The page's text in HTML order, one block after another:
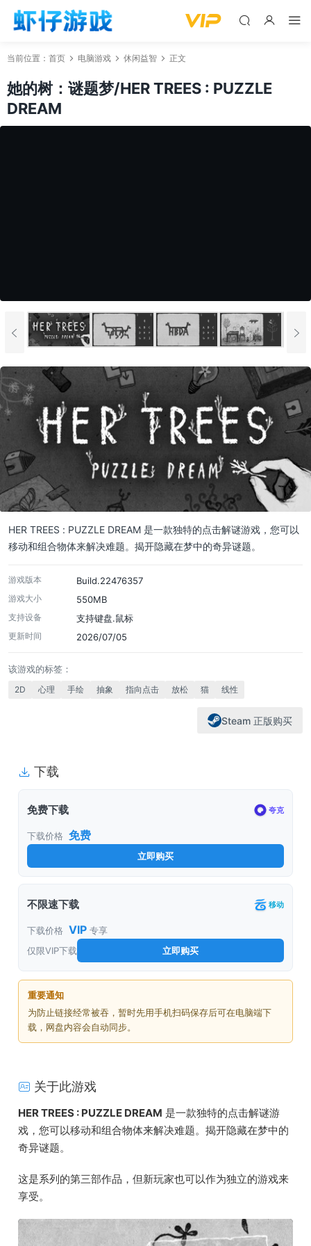
当前位置： 首页 电脑游戏 休闲益智 正文
她的树：谜题梦/HER TREES : PUZZLE
DREAM
HER TREES : PUZZLE DREAM 是一款独特的点击解谜游戏，您可以
移动和组合物体来解决难题。揭开隐藏在梦中的奇异谜题。
游戏版本 Build.22476357
游戏大小 550MB
支持设备 支持键盘.鼠标
更新时间 2026/07/05
该游戏的标签：
2D 心理 手绘 抽象 指向点击 放松 猫 线性
Steam 正版购买
下载
免费下载 夸克
下载价格 免费
立即购买
不限速下载 移动
下载价格 VIP 专享
仅限VIP下载
立即购买
重要通知
为防止链接经常被吞，暂时先用手机扫码保存后可在电脑端下
载，网盘内容会自动同步。
关于此游戏
HER TREES : PUZZLE DREAM 是一款独特的点击解谜游
戏，您可以移动和组合物体来解决难题。揭开隐藏在梦中的
奇异谜题。
这是系列的第三部作品，但新玩家也可以作为独立的游戏来
享受。